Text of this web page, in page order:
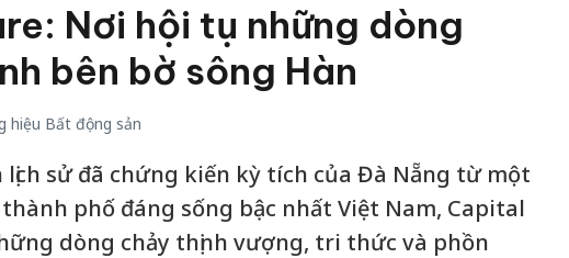
Nơi hội tụ những dòng
bên bờ sông Hàn
hiệu Bất động sản
lịch sử đã chứng kiến kỳ tích của Đà Nẵng từ một
phố đáng sống bậc nhất Việt Nam, Capital
dòng chảy thịnh vượng, tri thức và phồn